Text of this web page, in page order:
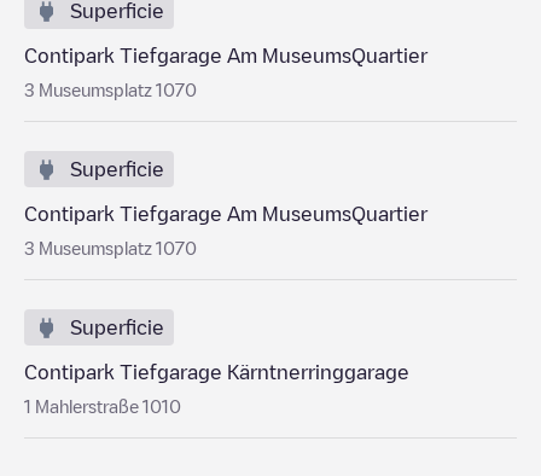
Superficie
Contipark Tiefgarage Am MuseumsQuartier
3 Museumsplatz 1070
Superficie
Contipark Tiefgarage Am MuseumsQuartier
3 Museumsplatz 1070
Superficie
Contipark Tiefgarage Kärntnerringgarage
1 Mahlerstraße 1010